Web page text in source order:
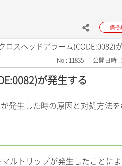
価格
ロスヘッドアラーム(CODE:0082)
No : 11835 公開日時 :
が発生する
発生した時の原因と対処方法を
ルトリップが発生したことに